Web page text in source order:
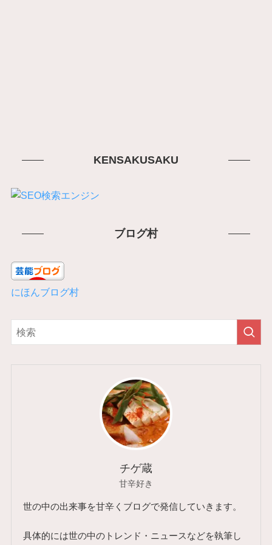
KENSAKUSAKU
ブログ村
にほんブログ村
チゲ蔵
甘辛好き
世の中の出来事を甘辛くブログで発信していきます。
具体的には世の中のトレンド・ニュースなどを執筆し